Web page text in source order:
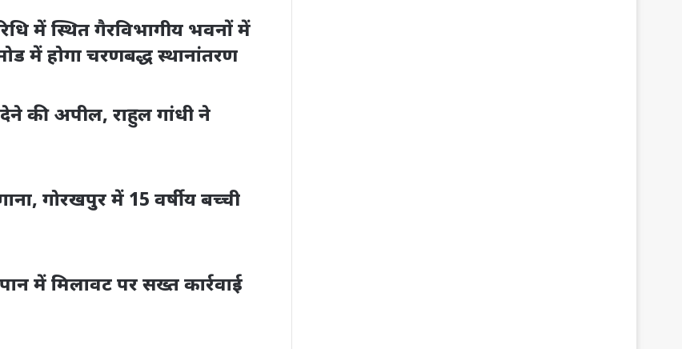
में स्थित गैरविभागीय भवनों में
में होगा चरणबद्ध स्थानांतरण
की अपील, राहुल गांधी ने
गोरखपुर में 15 वर्षीय बच्ची
में मिलावट पर सख्त कार्रवाई